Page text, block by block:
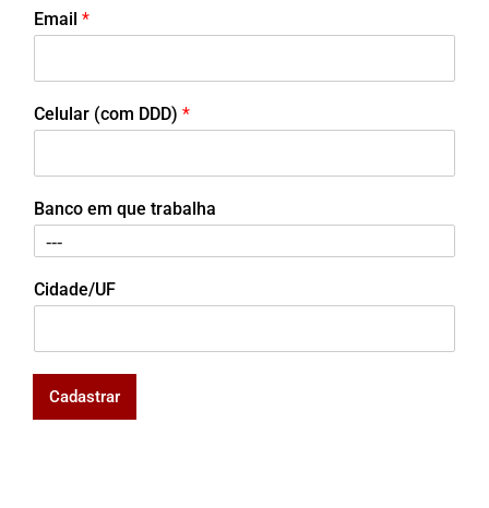
Email *
Celular (com DDD) *
Banco em que trabalha
Cidade/UF
Cadastrar